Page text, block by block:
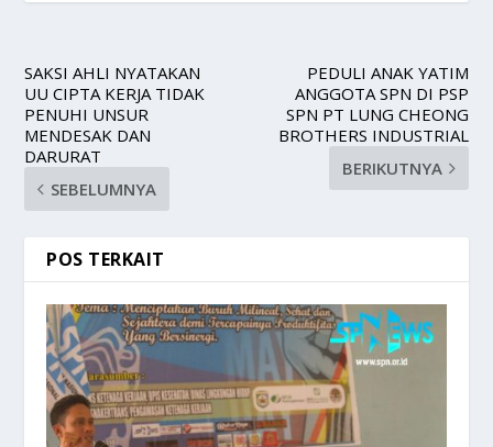
SAKSI AHLI NYATAKAN
UU CIPTA KERJA TIDAK
PENUHI UNSUR
MENDESAK DAN
DARURAT
SEBELUMNYA
PEDULI ANAK YATIM
ANGGOTA SPN DI PSP
SPN PT LUNG CHEONG
BROTHERS INDUSTRIAL
BERIKUTNYA
POS TERKAIT